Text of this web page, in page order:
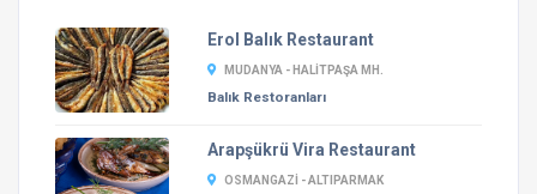
Erol Balık Restaurant
MUDANYA - HALITPAŞA MH.
Balık Restoranları
Arapşükrü Vira Restaurant
OSMANGAZI - ALTIPARMAK